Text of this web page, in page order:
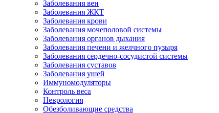
Заболевания вен
Заболевания ЖКТ
Заболевания крови
Заболевания мочеполовой системы
Заболевания органов дыхания
Заболевания печени и желчного пузыря
Заболевания сердечно-сосудистой системы
Заболевания суставов
Заболевания ушей
Иммуномодуляторы
Контроль веса
Неврология
Обезболивающие средства